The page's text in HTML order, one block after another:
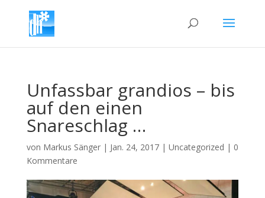
Unfassbar grandios – bis
auf den einen
Snareschlag …
von Markus Sänger| Jan. 24, 2017| Uncategorized | 0
Kommentare